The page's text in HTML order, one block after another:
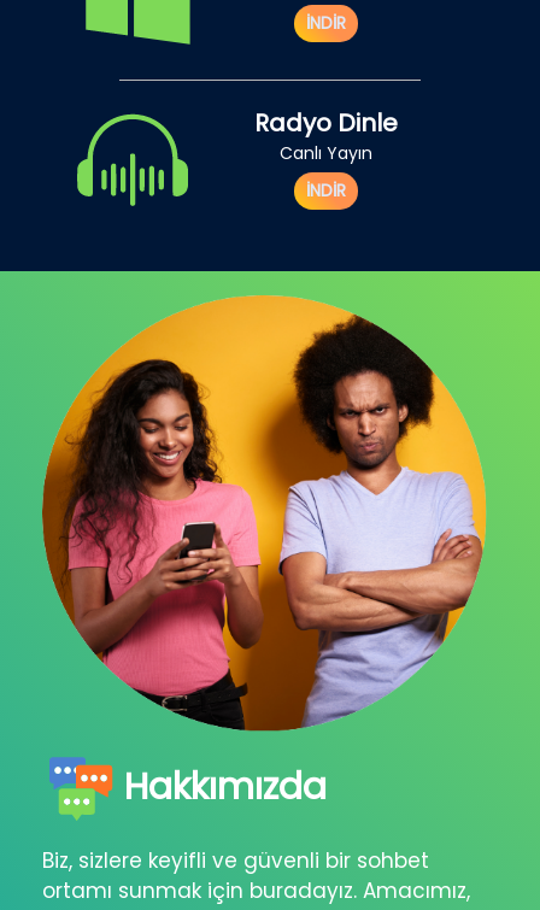
İNDİR
Radyo Dinle
Canlı Yayın
İNDİR
Hakkımızda
Biz, sizlere keyifli ve güvenli bir sohbet
ortamı sunmak için buradayız. Amacımız,